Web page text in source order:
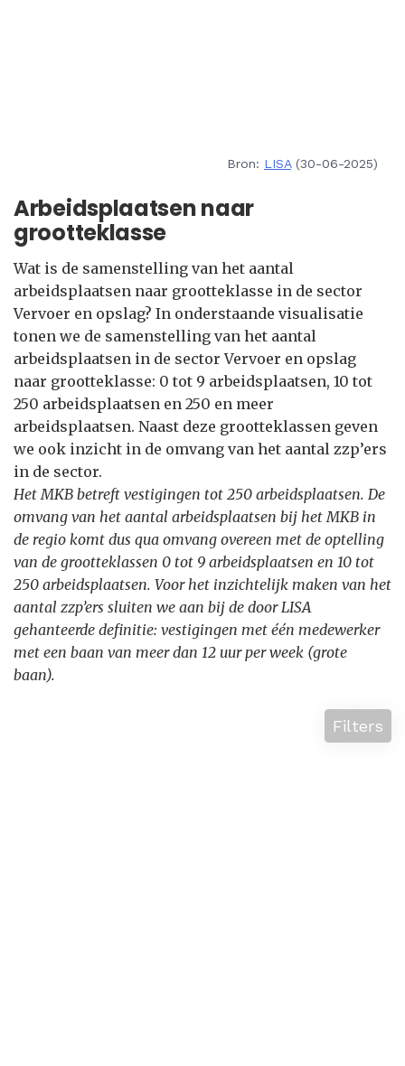
Bron: LISA(30-06-2025)
Arbeidsplaatsen naar
grootteklasse
Wat is de samenstelling van het aantal
arbeidsplaatsen naar grootteklasse in de sector
Vervoer en opslag? In onderstaande visualisatie
tonen we de samenstelling van het aantal
arbeidsplaatsen in de sector Vervoer en opslag
naar grootteklasse: 0 tot 9 arbeidsplaatsen, 10 tot
250 arbeidsplaatsen en 250 en meer
arbeidsplaatsen. Naast deze grootteklassen geven
we ook inzicht in de omvang van het aantal zzp’ers
in de sector.
Het MKB betreft vestigingen tot 250 arbeidsplaatsen. De
omvang van het aantal arbeidsplaatsen bij het MKB in
de regio komt dus qua omvang overeen met de optelling
van de grootteklassen 0 tot 9 arbeidsplaatsen en 10 tot
250 arbeidsplaatsen. Voor het inzichtelijk maken van het
aantal zzp’ers sluiten we aan bij de door LISA
gehanteerde definitie: vestigingen met één medewerker
met een baan van meer dan 12 uur per week (grote
baan).
Filters